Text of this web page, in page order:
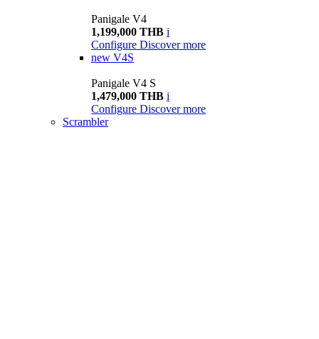
Panigale V4
1,199,000 THB i
Configure Discover more
new V4S
Panigale V4 S
1,479,000 THB i
Configure Discover more
Scrambler